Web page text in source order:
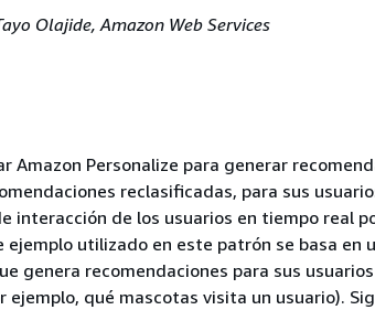
Olajide, Amazon Web Services
Amazon Personalize para generar
reclasificadas, para sus
interacción de los usuarios en tiempo real
ejemplo utilizado en este patrón se basa en
genera recomendaciones para sus
qué mascotas visita un usuario).